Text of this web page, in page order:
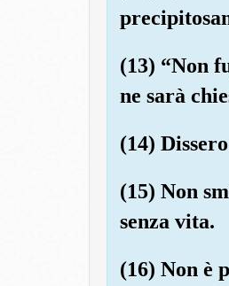
(13) “Non
ne sarà
(14)
(15) Non
senza vita.
(16) Non è